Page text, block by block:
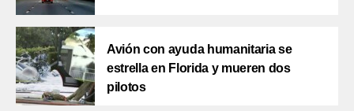
Avión con ayuda humanitaria se
estrella en Florida y mueren dos
pilotos